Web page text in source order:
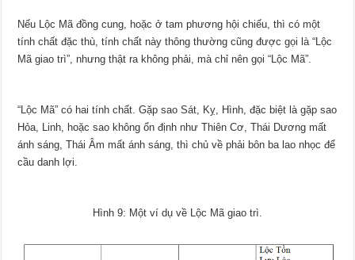
Nếu Lộc Mã đồng cung, hoặc ở tam phương hội chiếu, thì có một
tính chất đặc thù, tính chất này thông thường cũng được gọi là “Lộc
Mã giao trì”, nhưng thật ra không phải, mà chỉ nên gọi “Lộc Mã”.
“Lộc Mã” có hai tính chất. Gặp sao Sát, Kỵ, Hình, đặc biệt là gặp sao
Hỏa, Linh, hoặc sao không ổn định như Thiên Cơ, Thái Dương mất
ánh sáng, Thái Âm mất ánh sáng, thì chủ về phải bôn ba lao nhọc để
cầu danh lợi.
Hình 9: Một ví dụ về Lộc Mã giao trì.